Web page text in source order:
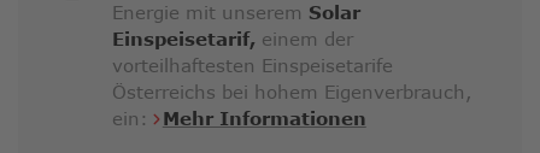
Energie mit unserem Solar
Einspeisetarif, einem der
vorteilhaftesten Einspeisetarife
Österreichs bei hohem Eigenverbrauch,
ein: Mehr Informationen